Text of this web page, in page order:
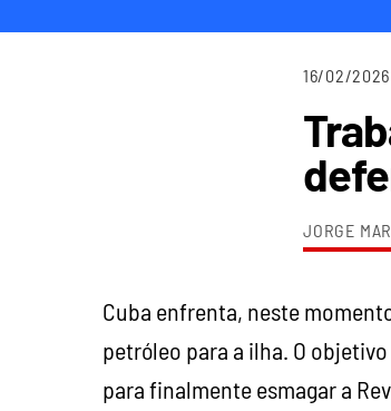
16/02/2026
JORGE
Cuba enfrenta, neste
petróleo para a ilha. O
para finalmente esmagar a